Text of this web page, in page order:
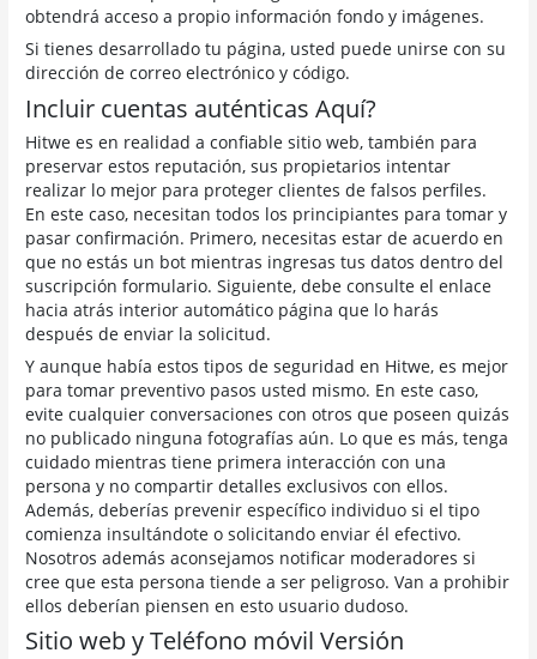
obtendrá acceso a propio información fondo y imágenes.
Si tienes desarrollado tu página, usted puede unirse con su
dirección de correo electrónico y código.
Incluir cuentas auténticas Aquí?
Hitwe es en realidad a confiable sitio web, también para
preservar estos reputación, sus propietarios intentar
realizar lo mejor para proteger clientes de falsos perfiles.
En este caso, necesitan todos los principiantes para tomar y
pasar confirmación. Primero, necesitas estar de acuerdo en
que no estás un bot mientras ingresas tus datos dentro del
suscripción formulario. Siguiente, debe consulte el enlace
hacia atrás interior automático página que lo harás
después de enviar la solicitud.
Y aunque había estos tipos de seguridad en Hitwe, es mejor
para tomar preventivo pasos usted mismo. En este caso,
evite cualquier conversaciones con otros que poseen quizás
no publicado ninguna fotografías aún. Lo que es más, tenga
cuidado mientras tiene primera interacción con una
persona y no compartir detalles exclusivos con ellos.
Además, deberías prevenir específico individuo si el tipo
comienza insultándote o solicitando enviar él efectivo.
Nosotros además aconsejamos notificar moderadores si
cree que esta persona tiende a ser peligroso. Van a prohibir
ellos deberían piensen en esto usuario dudoso.
Sitio web y Teléfono móvil Versión